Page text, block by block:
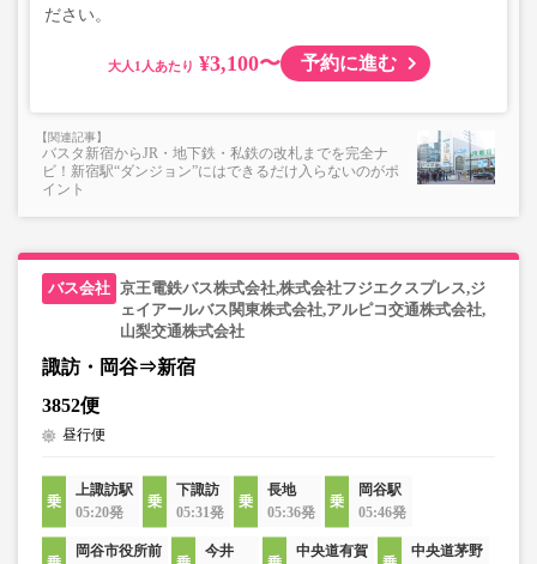
ださい。
大人 ¥3,100〜 予約に進む
バスタ新宿からJR・地下鉄・私鉄の改札までを完全ナ
ビ！新宿駅“ダンジョン”にはできるだけ入らないのがポ
イント
京王電鉄バス株式会社,株式会社フジエクスプレス,ジ
ェイアールバス関東株式会社,アルピコ交通株式会社,
山梨交通株式会社
諏訪・岡谷⇒新宿
3852便
昼行便
上諏訪駅
05:20発
下諏訪
05:31発
長地
05:36発
岡谷駅
05:46発
岡谷市役所前
今井
中央道有賀
中央道茅野